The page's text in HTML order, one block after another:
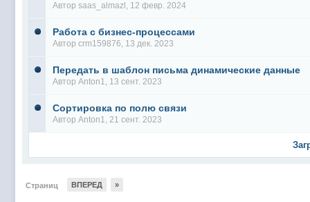
Автор saas_almazl , 12 февр. 2024
Работа с бизнес-процессами
Автор crm159876, 13 дек. 2023
Передать в шаблон письма динамические данные
Автор Anton1, 13 сент. 2023
Сортировка по полю связи
Автор Anton1, 21 сент. 2023
Страниц ВПЕРЕД »